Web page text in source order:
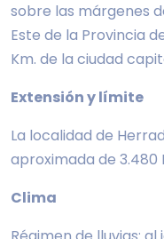
sobre las márgenes
Este de la Provincia
Km. de la ciudad
Extensión y límite
La localidad de
aproximada de 3.480
Clima